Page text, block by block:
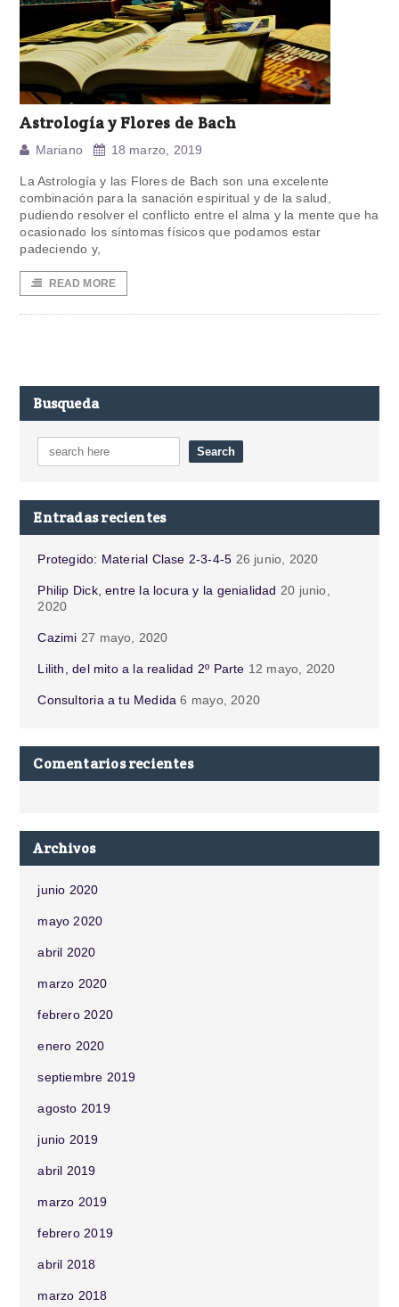
Astrología y Flores de Bach
Mariano 18 marzo, 2019
La Astrología y las Flores de Bach son una excelente
combinación para la sanación espiritual y de la salud,
pudiendo resolver el conflicto entre el alma y la mente que ha
ocasionado los síntomas físicos que podamos estar
padeciendo y,
READ MORE
Busqueda
Entradas recientes
Protegido: Material Clase 2-3-4-5 26 junio, 2020
Philip Dick, entre la locura y la genialidad 20 junio,
2020
Cazimi 27 mayo, 2020
Lilith, del mito a la realidad 2º Parte 12 mayo, 2020
Consultoria a tu Medida 6 mayo, 2020
Comentarios recientes
Archivos
junio 2020
mayo 2020
abril 2020
marzo 2020
febrero 2020
enero 2020
septiembre 2019
agosto 2019
junio 2019
abril 2019
marzo 2019
febrero 2019
abril 2018
marzo 2018